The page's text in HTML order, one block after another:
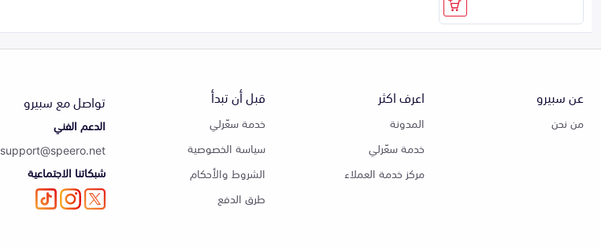
عن سبيرو
من نحن
اعرف اكثر
المدونة
خدمة سعّرلي
مركز خدمة العملاء
قبل أن تبدأ
خدمة سعّرلي
سياسة الخصوصية
الشروط والأحكام
طرق الدفع
تواصل مع سبيرو
الدعم الفني
support@speero.net
شبكاتنا الاجتماعية